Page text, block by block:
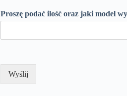
Proszę podać ilość oraz jaki model
Wyślij